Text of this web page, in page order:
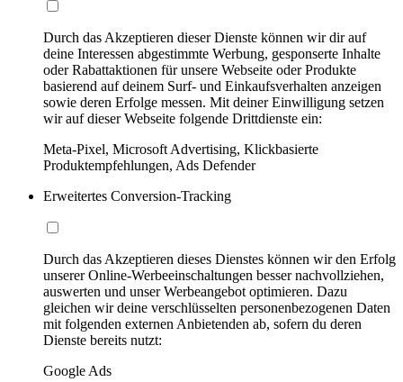
Durch das Akzeptieren dieser Dienste können wir dir auf
deine Interessen abgestimmte Werbung, gesponserte Inhalte
oder Rabattaktionen für unsere Webseite oder Produkte
basierend auf deinem Surf- und Einkaufsverhalten anzeigen
sowie deren Erfolge messen. Mit deiner Einwilligung setzen
wir auf dieser Webseite folgende Drittdienste ein:
Meta-Pixel, Microsoft Advertising, Klickbasierte
Produktempfehlungen, Ads Defender
Erweitertes Conversion-Tracking
Durch das Akzeptieren dieses Dienstes können wir den Erfolg
unserer Online-Werbeeinschaltungen besser nachvollziehen,
auswerten und unser Werbeangebot optimieren. Dazu
gleichen wir deine verschlüsselten personenbezogenen Daten
mit folgenden externen Anbietenden ab, sofern du deren
Dienste bereits nutzt:
Google Ads